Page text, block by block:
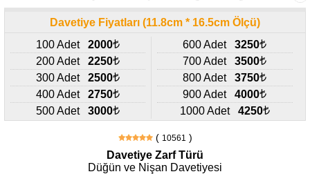
Davetiye Fiyatları (11.8cm * 16.5cm Ölçü)
100 Adet
2000
200 Adet
2250
300 Adet
2500
400 Adet
2750
500 Adet
3000
600 Adet
3250
700 Adet
3500
800 Adet
3750
900 Adet
4000
1000 Adet
4250
( 10561 )
Davetiye Zarf Türü
Düğün ve Nişan Davetiyesi